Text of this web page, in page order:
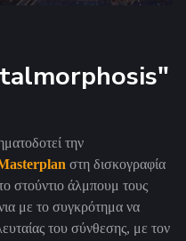
την
στη δισκογραφία
στούντιο άλμπουμ τους
με το συγκρότημα να
του σύνθεσης, με τον